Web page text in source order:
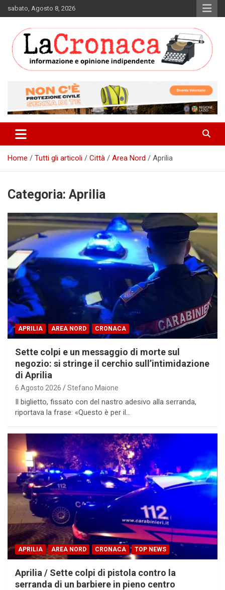
to
sabato, Agosto 8, 2026
La Cronaca Quotidiano
Home Tutti gli articoli Città Area Nord Aprilia
Categoria: Aprilia
APRILIA AREA NORD CRONACA
Sette colpi e un messaggio di morte sul
negozio: si stringe il cerchio sull’intimidazione
di Aprilia
6 Agosto 2026 Stefano Maione
Il biglietto, fissato con del nastro adesivo alla serranda,
riportava la frase: «Questo è per il…
APRILIA AREA NORD CRONACA TOP NEWS
Aprilia / Sette colpi di pistola contro la
serranda di un barbiere in pieno centro